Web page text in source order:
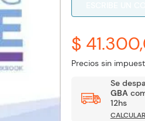
$
Precios sin
Se
GBA
12hs